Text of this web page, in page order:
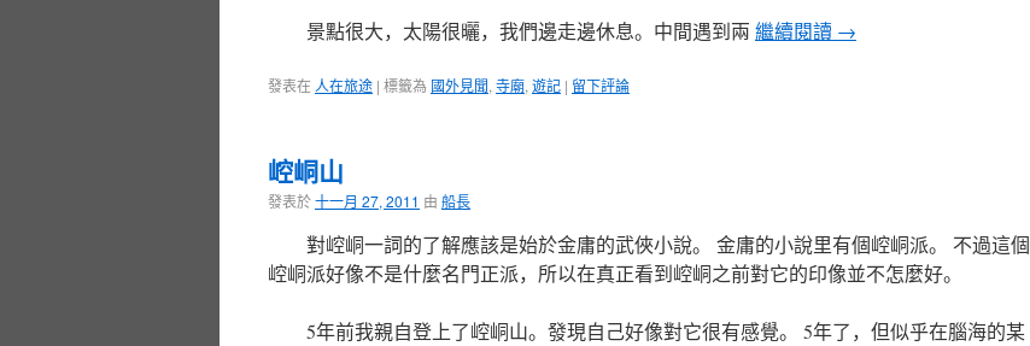
景點很大，太陽很曬，我們邊走邊休息。中間遇到兩 繼續閱讀 →
發表在 人在旅途 | 標籤為 國外見聞, 寺廟, 遊記 | 留下評論
崆峒山
發表於十一月 27, 2011 由 船長
對崆峒一詞的了解應該是始於金庸的武俠小說。 金庸的小說里有個崆峒派。 不過這個
崆峒派好像不是什麼名門正派，所以在真正看到崆峒之前對它的印像並不怎麼好。
5年前我親自登上了崆峒山。發現自己好像對它很有感覺。 5年了，但似乎在腦海的某